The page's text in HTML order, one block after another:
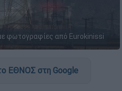
φωτογραφίες από Eurokinissi
ΕΘΝΟΣ στη Google